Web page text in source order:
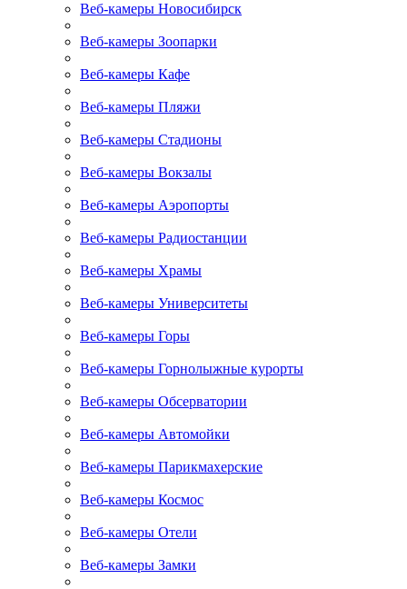
Веб-камеры Новосибирск
Веб-камеры Зоопарки
Веб-камеры Кафе
Веб-камеры Пляжи
Веб-камеры Стадионы
Веб-камеры Вокзалы
Веб-камеры Аэропорты
Веб-камеры Радиостанции
Веб-камеры Храмы
Веб-камеры Университеты
Веб-камеры Горы
Веб-камеры Горнолыжные курорты
Веб-камеры Обсерватории
Веб-камеры Автомойки
Веб-камеры Парикмахерские
Веб-камеры Космос
Веб-камеры Отели
Веб-камеры Замки